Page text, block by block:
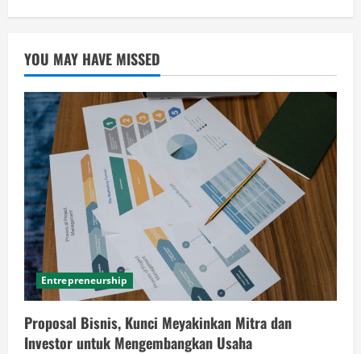
YOU MAY HAVE MISSED
Entrepreneurship
Proposal Bisnis, Kunci Meyakinkan Mitra dan
Investor untuk Mengembangkan Usaha